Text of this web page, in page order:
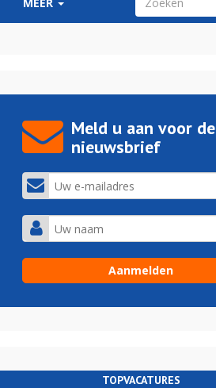
Meld u aan voor de
nieuwsbrief
TOPVACATURES